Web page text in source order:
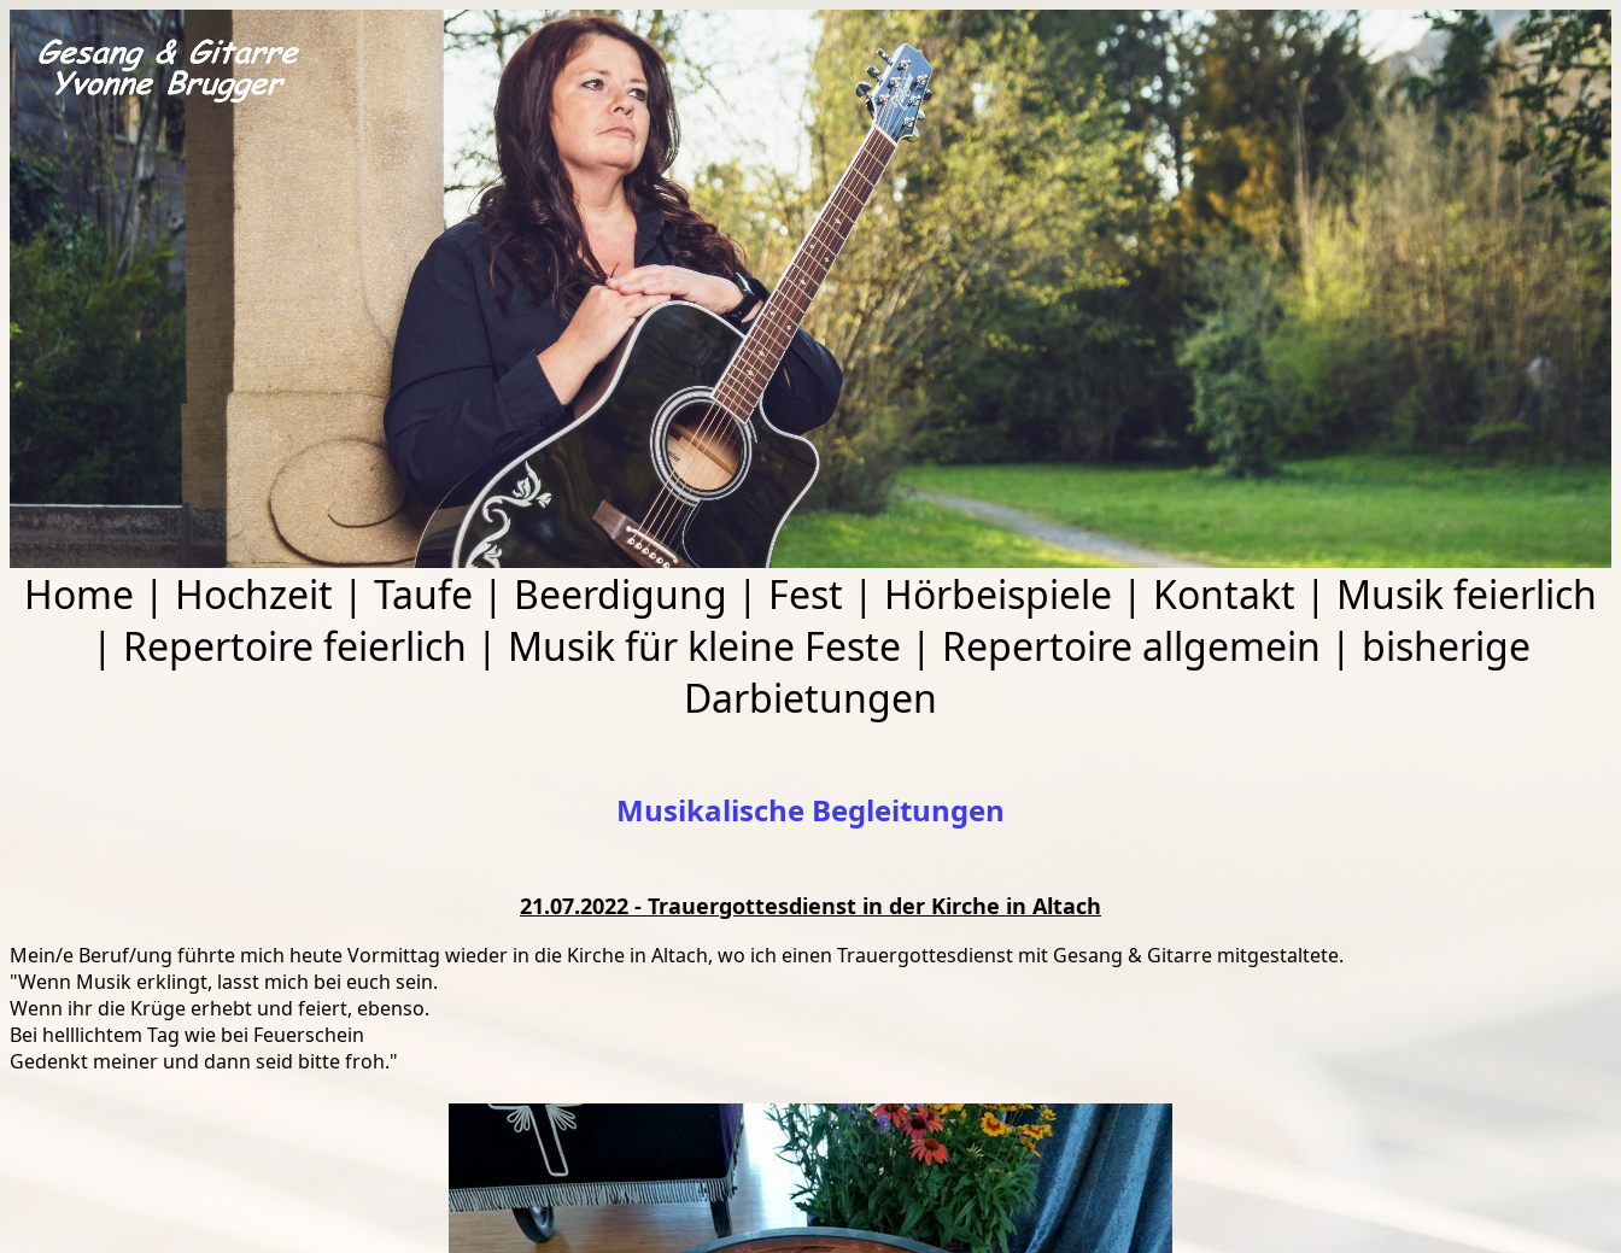
Home | Hochzeit | Taufe | Beerdigung | Fest | Hörbeispiele | Kontakt | Musik feierlich
| Repertoire feierlich | Musik für kleine Feste | Repertoire allgemein | bisherige
Darbietungen
Musikalische Begleitungen
21.07.2022 - Trauergottesdienst in der Kirche in Altach
Mein/e Beruf/ung führte mich heute Vormittag wieder in die Kirche in Altach, wo ich einen Trauergottesdienst mit Gesang & Gitarre mitgestaltete.
"Wenn Musik erklingt, lasst mich bei euch sein.
Wenn ihr die Krüge erhebt und feiert, ebenso.
Bei helllichtem Tag wie bei Feuerschein
Gedenkt meiner und dann seid bitte froh."